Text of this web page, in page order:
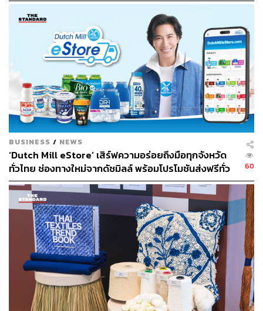
ได้แก่ ด้านการบริการทางการแพทย์และสุขภาพอนามัย การ
บรรเทาทุกข์ผู้ประสบภัย การบริการโลหิต และการส่งเสริม
คุณภาพชีวิต ขณะเดียวกันก็ถือเป็นการเชิญชวนหน่วยงานทั้ง
ภาครัฐ รัฐวิสาหกิจ สถาบันการศึกษา เอกชน และผู้ประกอบ
การเข้ามาออกร้านจำหน่ายสินค้าราคาถูก มีบริการตรวจ
สุขภาพ และการรับบริจาคโลหิต โดยล่าสุดงานกาชาด
ประจำปี 2565 จัดขึ้น ณ สวนลุมพินี กรุงเทพมหานคร
งานกาชาดจึงมีภาพจำสำหรับเราคือเป็นงานที่สามารถเข้า
ร่วมกิจกรรมต่างๆ ไปพร้อมกับการมอบความช่วยเหลือ อย่าง
เช่น การบริจาคโลหิต ทว่าสิ่งที่ติดพันมาด้วยก็คือ ‘ ขยะ
พลาสติก’ จากผู้ร่วมงาน ซึ่งถือเป็นโจทย์ใหญ่ในการบริหาร
จัดการ ซึ่งต่อให้สามารถคัดแยกขยะได้แล้วก็ยังไม่สามารถ
นำไปเพิ่มมูลค่าให้เกิดประโยชน์สูงสุดได้
นั่นทำให้ในปี 2565 จึงเกิดความร่วมมือระหว่าง
GREYHOUND, Thai Red Cross หรือสภากาชาดไทย และ
Marshal Plus ร่วมกันออกแบบและสร้างสรรค์สินค้าใน
โครงการ Upcycling Upstyling ของบริษัท พีทีที โกลบอล
เคมิคอล จํากัด (มหาชน) หรือ GC ซึ่งถูกจัดเป็นปีที่ 3 เพื่อ
รวบรวมขวดพลาสติกจากงานกาชาดมาใช้เป็นวัตถุดิบหลัก
ในการนำไปผลิตสินค้าจากพลาสติกใช้แล้ว
BUSINESS / NEWS
‘Dutch Mill eStore’ เสิร์ฟความอร่อยถึงมือทุกจังหวัด
ทั่วไทย ช่องทางใหม่จากดัชมิลล์ พร้อมโปรโมชันส่งฟรีทั่ว
ประเทศ ส่งไว สั่งก่อนเที่ยง ได้ของวันถัดไป ส่งสินค้าแบบ
เย็นตรงจากโรงงาน [ADVERTORIAL]
60